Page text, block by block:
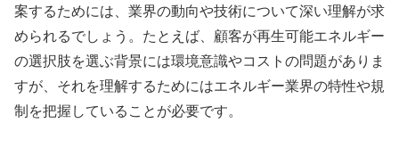
案するためには、業界の動向や技術について深い理解が求
められるでしょう。たとえば、顧客が再生可能エネルギー
の選択肢を選ぶ背景には環境意識やコストの問題がありま
すが、それを理解するためにはエネルギー業界の特性や規
制を把握していることが必要です。